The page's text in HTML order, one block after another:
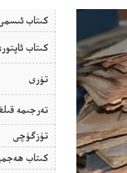
كىتاب
كىتاب
تۈرى
تەرجىمە
تۈزگۈچى
كىتاب